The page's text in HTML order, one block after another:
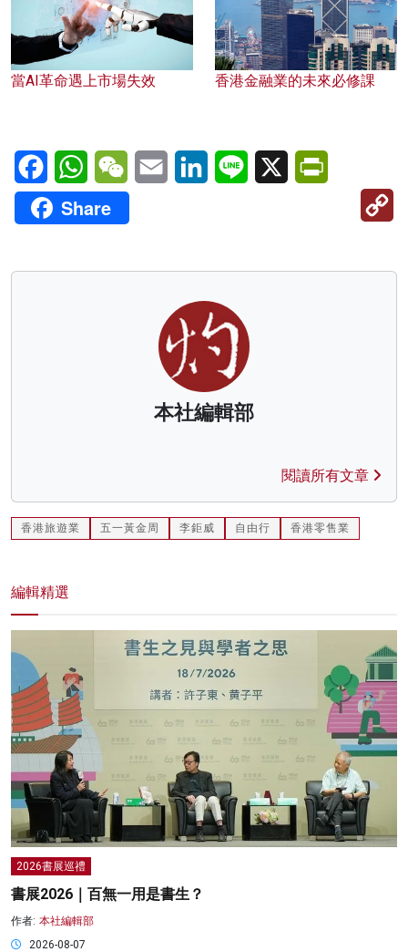
當AI革命遇上市場失效 香港金融業的未來必修課
FacebookWhatsAppWeChatEmail LinkedInLine X
Share
本社編輯部
閱讀所有文章
香港旅遊業 五一黃金周 李鉅威 自由行 香港零售業
編輯精選
2026書展巡禮
書展2026｜百無一用是書生？
作者: 本社編輯部
2026-08-07